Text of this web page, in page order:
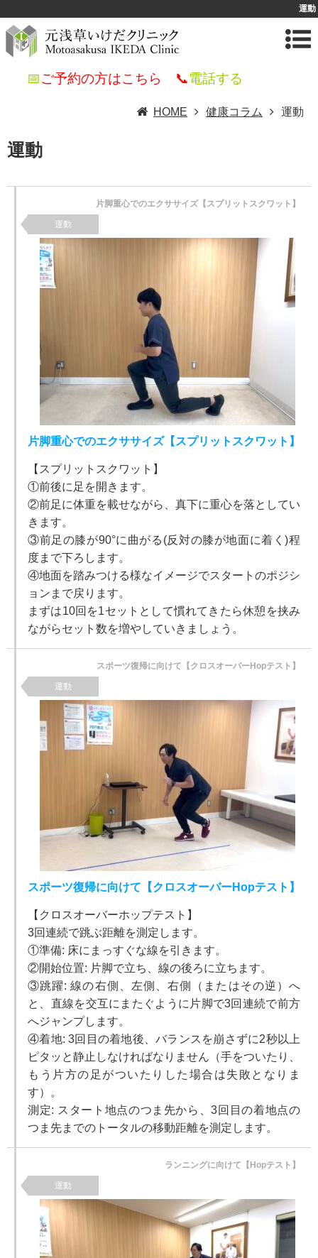
運動
📅ご予約の方はこちら 📞電話する
HOME 健康コラム 運動
運動
片脚重心でのエクササイズ【スプリットスクワット】
運動
片脚重心でのエクササイズ【スプリットスクワット】
【スプリットスクワット】
①前後に足を開きます。
②前足に体重を載せながら、真下に重心を落としてい
きます。
③前足の膝が90°に曲がる(反対の膝が地面に着く)程
度まで下ろします。
④地面を踏みつける様なイメージでスタートのポジシ
ョンまで戻ります。
まずは10回を1セットとして慣れてきたら休憩を挟み
ながらセット数を増やしていきましょう。
スポーツ復帰に向けて【クロスオーバーHopテスト】
運動
スポーツ復帰に向けて【クロスオーバーHopテスト】
【クロスオーバーホップテスト】
3回連続で跳ぶ距離を測定します。
①準備: 床にまっすぐな線を引きます。
②開始位置: 片脚で立ち、線の後ろに立ちます。
③跳躍: 線の右側、左側、右側（またはその逆）へ
と、直線を交互にまたぐように片脚で3回連続で前方
へジャンプします。
④着地: 3回目の着地後、バランスを崩さずに2秒以上
ピタッと静止しなければなりません（手をついたり、
もう片方の足がついたりした場合は失敗となりま
す）。
測定: スタート地点のつま先から、3回目の着地点の
つま先までのトータルの移動距離を測定します。
ランニングに向けて【Hopテスト】
運動